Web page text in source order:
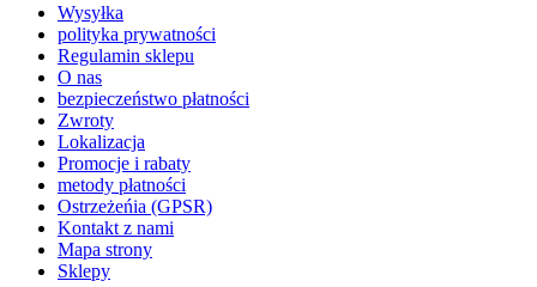
Wysyłka
polityka prywatności
Regulamin sklepu
O nas
bezpieczeństwo płatności
Zwroty
Lokalizacja
Promocje i rabaty
metody płatności
Ostrzeżeńia (GPSR)
Kontakt z nami
Mapa strony
Sklepy